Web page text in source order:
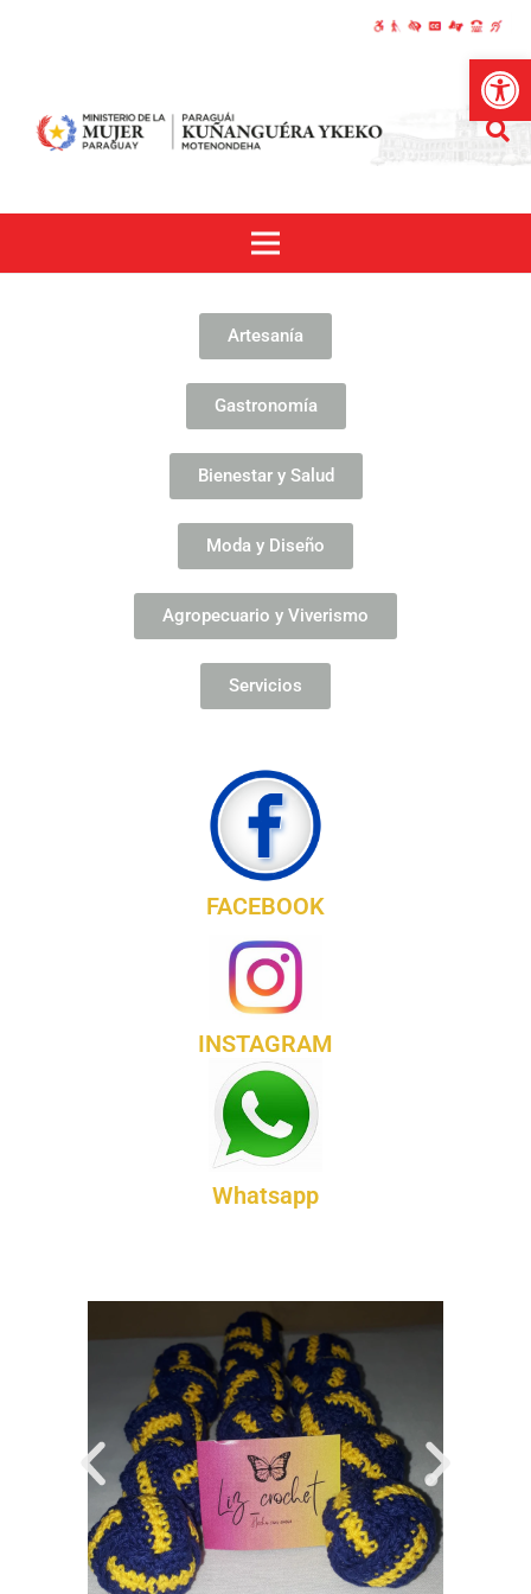
Artesanía
Gastronomía
Bienestar y Salud
Moda y Diseño
Agropecuario y Viverismo
Servicios
FACEBOOK
INSTAGRAM
Whatsapp